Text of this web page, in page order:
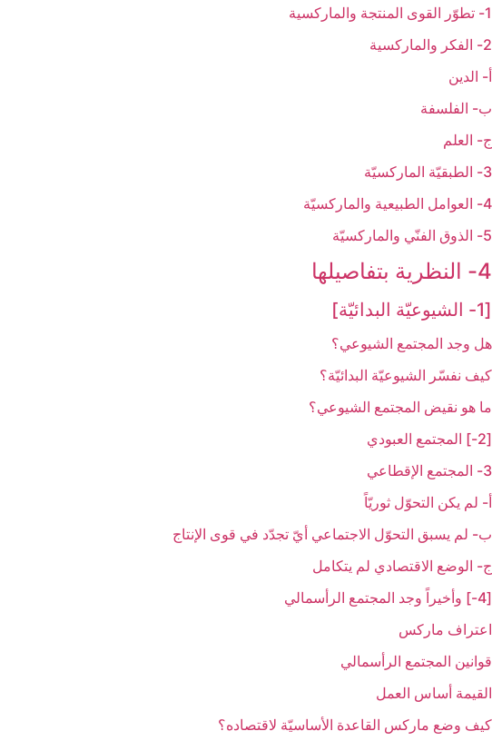
1- تطوّر القوى المنتجة والماركسية
2- الفكر والماركسية
أ- الدين
ب- الفلسفة
ج- العلم
3- الطبقيّة الماركسيّة
4- العوامل الطبيعية والماركسيّة
5- الذوق الفنّي والماركسيّة
4- النظرية بتفاصيلها
[1- الشيوعيّة البدائيّة]
هل وجد المجتمع الشيوعي؟
كيف نفسّر الشيوعيّة البدائيّة؟
ما هو نقيض المجتمع الشيوعي؟
[2-] المجتمع العبودي‏
3- المجتمع الإقطاعي‏
أ- لم يكن التحوّل ثوريّاً
ب- لم يسبق التحوّل الاجتماعي أيّ تجدّد في قوى الإنتاج
ج- الوضع الاقتصادي لم يتكامل
[4-] وأخيراً وجد المجتمع الرأسمالي‏
اعتراف ماركس
قوانين المجتمع الرأسمالي
القيمة أساس العمل
كيف وضع ماركس القاعدة الأساسيّة لاقتصاده؟